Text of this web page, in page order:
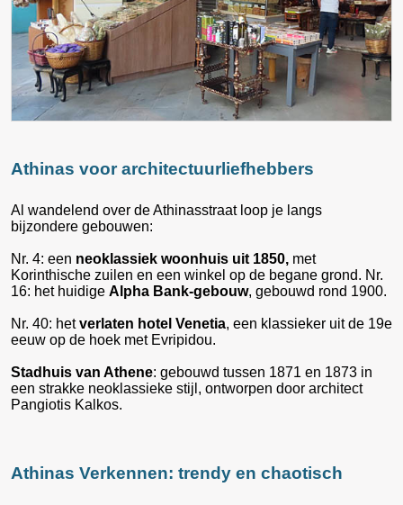
Athinas voor architectuurliefhebbers
Al wandelend over de Athinasstraat loop je langs
bijzondere gebouwen:
Nr. 4: een neoklassiek woonhuis uit 1850, met
Korinthische zuilen en een winkel op de begane grond. Nr.
16: het huidige Alpha Bank-gebouw, gebouwd rond 1900.
Nr. 40: hetverlaten hotel Venetia, een klassieker uit de 19e
eeuw op de hoek met Evripidou.
Stadhuis van Athene: gebouwd tussen 1871 en 1873 in
een strakke neoklassieke stijl, ontworpen door architect
Pangiotis Kalkos.
Athinas Verkennen: trendy en chaotisch